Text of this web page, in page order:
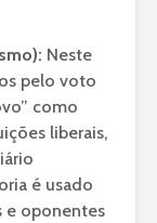
Neste
pelo voto
como
liberais,
é usado
e oponentes